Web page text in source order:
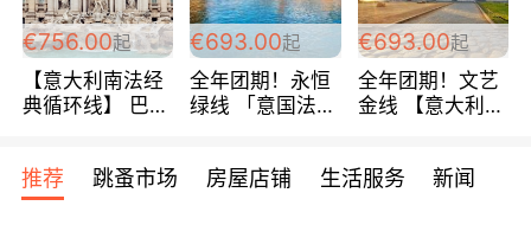
€756.00起
【意大利南法经
典循环线】 巴黎
宾馆 108欧/天起
全程756欧/位
€693.00起
全年团期！永恒
绿线 「意国法
欧/天起 ~包拼房
€693.00起
全年团期！文艺
金线 【意大利一
每周铁发！
推荐 跳蚤市场 房屋店铺 生活服务 新闻